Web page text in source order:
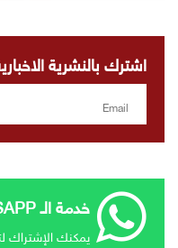
اشترك بالنشرية
خدمة الـ WHATSAPP
يمكنك الإشتراك